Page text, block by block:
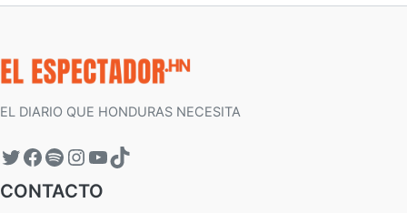
EL DIARIO QUE HONDURAS NECESITA
CONTACTO